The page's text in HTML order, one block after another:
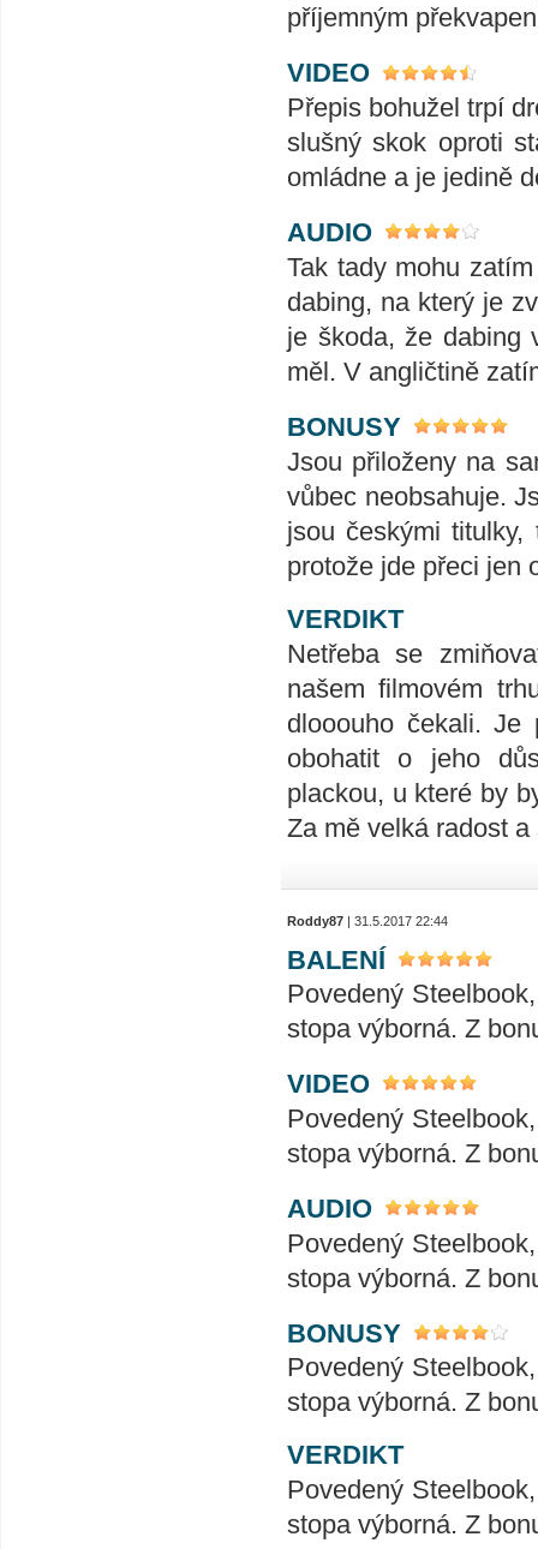
příjemným
VIDEO
Přepis bohužel trpí
slušný skok oproti
omládne a je jedině
AUDIO
Tak tady mohu
dabing, na který je
je škoda, že dabing
měl. V angličtině
BONUSY
Jsou přiloženy na
vůbec neobsahuje.
jsou českými
protože jde přeci jen
VERDIKT
Netřeba se
našem filmovém
dlooouho čekali. Je
obohatit o jeho
plackou, u které by
Za mě velká radost
Roddy87 | 31.5.2017 22:44
BALENÍ
Povedený
stopa výborná. Z
VIDEO
Povedený
stopa výborná. Z
AUDIO
Povedený
stopa výborná. Z
BONUSY
Povedený
stopa výborná. Z
VERDIKT
Povedený
stopa výborná. Z